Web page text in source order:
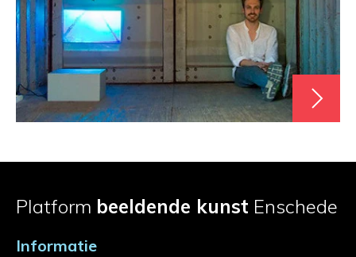
Platform beeldende kunst Enschede
Informatie